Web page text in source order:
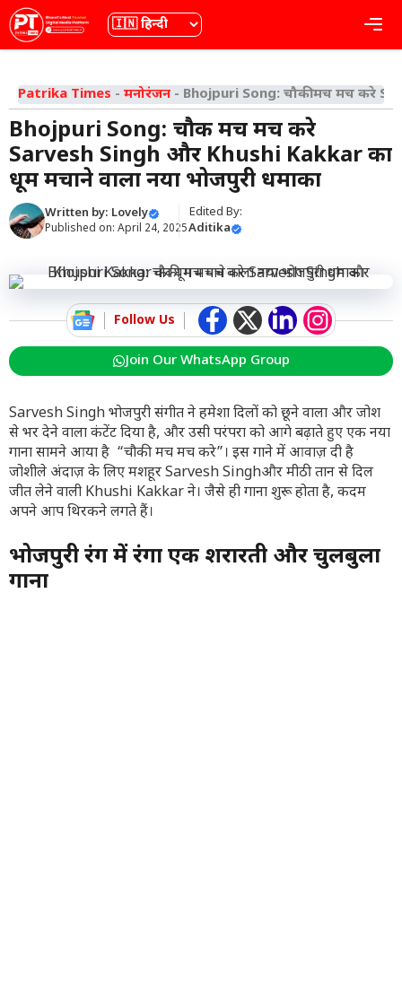
Skip
to
content
भाषा
Patrika Times - मनोरंजन - Bhojpuri Song: चौकी मच मच करे
Bhojpuri Song: चौकी मच मच करे
Sarvesh Singh और Khushi Kakkar का
धूम मचाने वाला नया भोजपुरी धमाका
Written by: Lovely
Published on: April 24, 2025
Edited By:
Aditika
Follow Us
Join Our WhatsApp Group
Sarvesh Singh भोजपुरी संगीत ने हमेशा दिलों को छूने वाला और जोश
से भर देने वाला कंटेंट दिया है, और उसी परंपरा को आगे बढ़ाते हुए एक नया
गाना सामने आया है “चौकी मच मच करे”। इस गाने में आवाज़ दी है
जोशीले अंदाज़ के लिए मशहूर Sarvesh Singhऔर मीठी तान से दिल
जीत लेने वाली Khushi Kakkar ने। जैसे ही गाना शुरू होता है, कदम
अपने आप थिरकने लगते हैं।
भोजपुरी रंग में रंगा एक शरारती और चुलबुला
गाना